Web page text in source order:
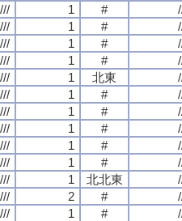
/// 1 #
/// 1 #
/// 1 #
/// 1 #
/// 1 北東
/// 1 #
/// 1 #
/// 1 #
/// 1 #
/// 1 #
/// 1 北北東
/// 2 #
/// 1 #